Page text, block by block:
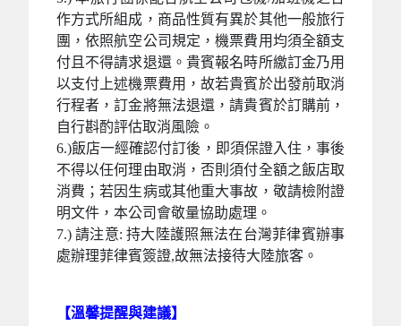
作方式所組成，商品性質有異於其他一般旅行
團，依照航空公司規定，機票費用均須全額支
付且不得請求退還。貴賓報名時所繳訂金乃用
以支付上述機票費用，故若貴賓於出發前取消
行程者，訂金將無法退還，請貴賓於訂購前，
自行斟酌評估取消風險。
6.)飯店一經確認付訂後，即須保證入住，事後
不得以任何理由取消，否則須付全額之飯店取
消費；若因生病或其他重大事故，敬請檢附證
明文件，本公司會敬量協助處理。
7.) 請注意: 持大陸護照無法在台灣菲律賓辦事
處辦理菲律賓簽證,故無法接待大陸旅客。
【溫馨提醒與建議】